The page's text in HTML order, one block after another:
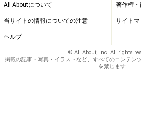
All Aboutについて 著作権・
当サイトの情報についての注意 サイトマ
ヘルプ
© All About, Inc. All rights
掲載の記事・写真・イラストなど、すべてのコンテン
を禁じます